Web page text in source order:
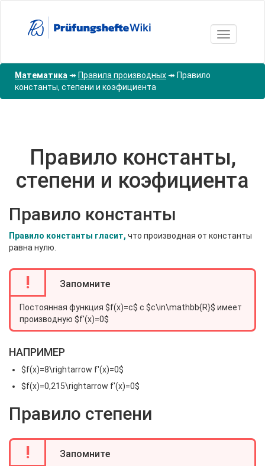
основному
содержанию
Toggle
Математика ↠ Правила производных↠ Правило
константы, степени и коэфициента
Правило константы,
степени и коэфициента
Правило константы
Правило константы гласит, что производная от константы
равна нулю.
! Запомните
Постоянная функция $f(x)=c$ с $c\in\mathbb{R}$ имеет
производную $f'(x)=0$
НАПРИМЕР
$f(x)=8\rightarrow f'(x)=0$
$f(x)=0,215\rightarrow f'(x)=0$
Правило степени
!
Запомните